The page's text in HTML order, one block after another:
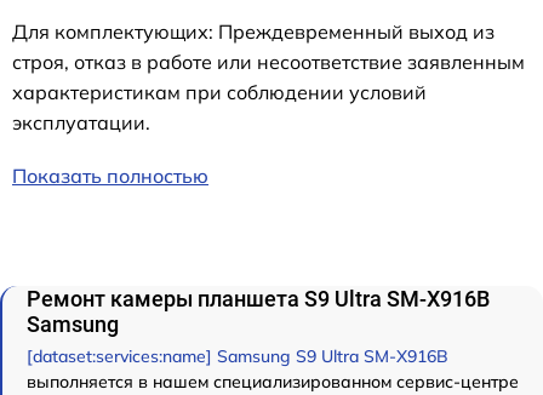
Для комплектующих: Преждевременный выход из
строя, отказ в работе или несоответствие заявленным
характеристикам при соблюдении условий
эксплуатации.
Показать полностью
Ремонт камеры планшета S9 Ultra SM-X916B
Samsung
[dataset:services:name] Samsung S9 Ultra SM-X916B
выполняется в нашем специализированном сервис-центре